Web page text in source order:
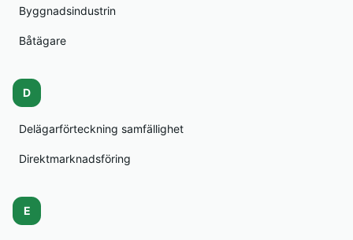
Byggnadsindustrin
Båtägare
D
Delägarförteckning samfällighet
Direktmarknadsföring
E